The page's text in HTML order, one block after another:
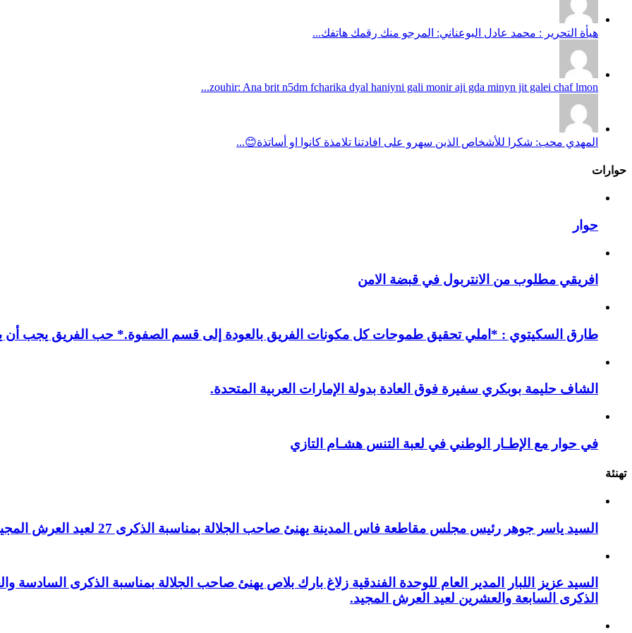
هيأة التحرير : محمد عادل البوعناني: المرجو منك رقمك هاتفك...
zouhir: Ana brit n5dm fcharika dyal haniyni gali monir aji gda minyn jit galei chaf lmon...
المهدي محب: شكرا للأشخاص الذين سهرو على افادتنا تلامذة كانوا او أساتذة😊...
حوارات
حوار
افريقي مطلوب من الانتربول في قبضة الامن
طارق السكيتوي : *املي تحقيق طموحات كل مكونات الفريق بالعودة إلى قسم الصفوة.* حب الفريق يجب أن
الشاف حليمة بوبكري سفيرة فوق العادة بدولة الإمارات العربية المتحدة.
في حوار مع الإطـار الوطني في لعبة التنس هشـام التازي
تهنئة
السيد ياسر جوهر رئيس مجلس مقاطعة فاس المدينة يهنئ صاحب الجلالة بمناسبة الذكرى 27 لعيد العرش المجيد.
السيد عزيز اللبار المدير العام للوحدة الفندقية زلاغ بارك بلاص يهنئ صاحب الجلالة بمناسبة الذكرى
الذكرى السابعة والعشرين لعيد العرش المجيد.